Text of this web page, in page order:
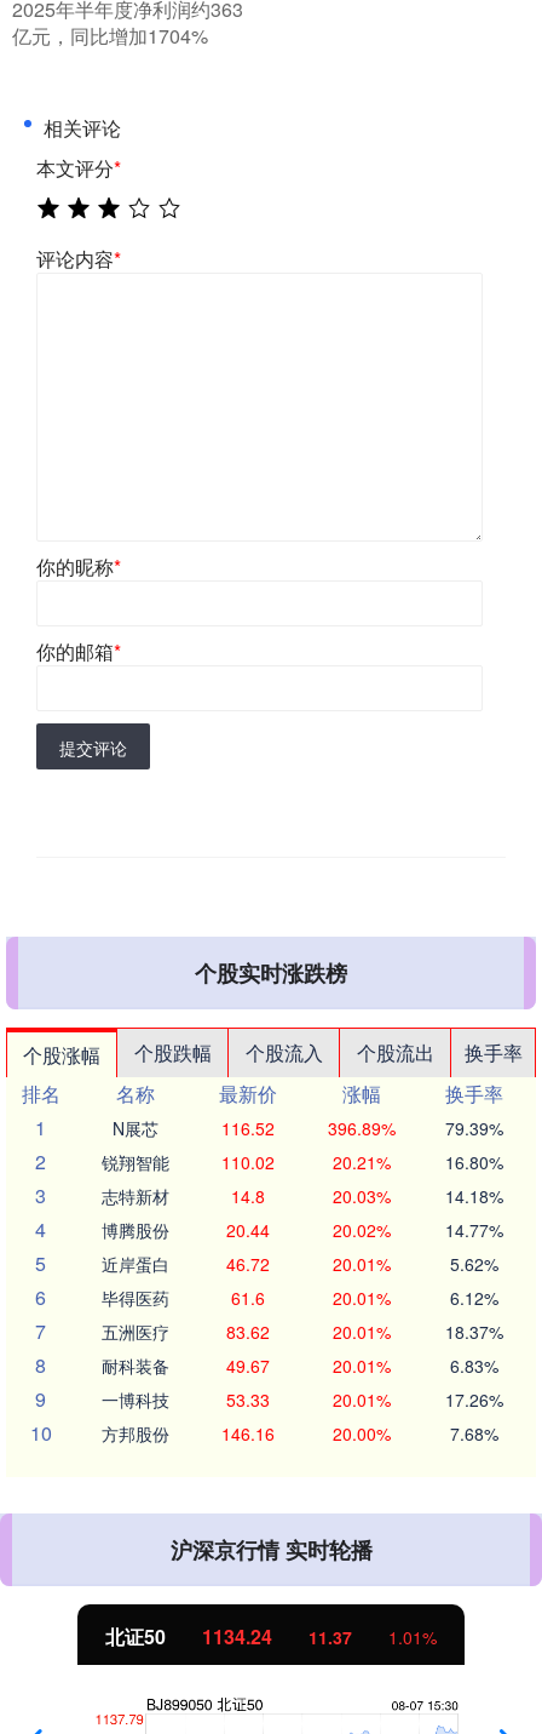
2025年半年度净利润约363
亿元，同比增加1704%
相关评论
本文评分*
评论内容*
你的昵称*
你的邮箱*
提交评论
个股实时涨跌榜
个股涨幅 个股跌幅 个股流入 个股流出
换手率
排名
名称 最新价 涨幅
换手率
1
N展芯 116.52 396.89% 79.39%
2 锐翔智能 110.02 20.21% 16.80%
3 志特新材 14.8 20.03% 14.18%
4 博腾股份 20.44 20.02% 14.77%
5 近岸蛋白 46.72 20.01% 5.62%
6 毕得医药 61.6 20.01% 6.12%
7 五洲医疗 83.62 20.01% 18.37%
8 耐科装备 49.67 20.01% 6.83%
9 一博科技 53.33 20.01% 17.26%
10 方邦股份 146.16 20.00% 7.68%
沪深京行情 实时轮播
北证50 1134.24 11.37 1.01%